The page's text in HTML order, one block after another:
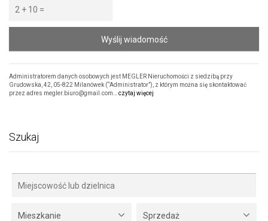
Wyślij wiadomość
Administratorem danych osobowych jest MEGLER Nieruchomości z siedzibą przy
Grudowska, 42, 05-822 Milanówek (“Administrator”), z którym można się skontaktować
przez adres megler.biuro@gmail.com… czytaj więcej
Szukaj
Mieszkanie Sprzedaż